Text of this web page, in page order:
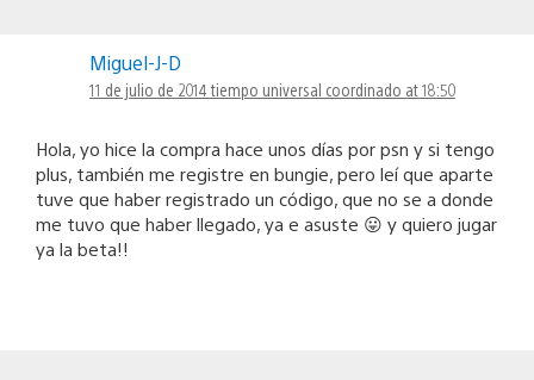
Miguel-J-D
11 de julio de 2014 tiempo universal coordinado at 18:50
Hola, yo hice la compra hace unos días por psn y si tengo
plus, también me registre en bungie, pero leí que aparte
tuve que haber registrado un código, que no se a donde
me tuvo que haber llegado, ya e asuste 😛 y quiero jugar
ya la beta!!